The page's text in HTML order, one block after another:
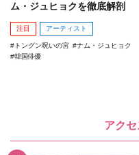
ム・ジュヒョクを徹底解剖
注目 アーティスト
トングン呪いの宮
ナム・ジュヒョク
韓国俳優
アク